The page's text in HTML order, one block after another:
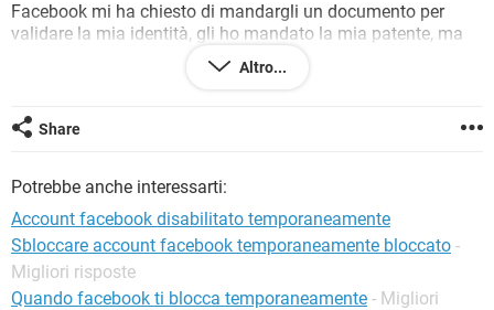
Facebook mi ha chiesto di mandargli un documento per
validare la mia identità, gli ho mandato la mia patente, ma
mi ha risposto che non andava bene, perchè gli ho mandato
quella in tessera, quella "nuova" per intendersi.
Ho risposto alla email mandandogli poi la foto della carta di
identità, più volte fra l'altro ma niente. Sono passati già due
Ora vi domando:
Vi è già successo? dopo quanto vi hanno sbloccato il
profilo? che procedura avete seguito?
Vi ringrazio anticipatamente.
Altro...
Share
Potrebbe anche interessarti:
Account facebook disabilitato temporaneamente
Sbloccare account facebook temporaneamente bloccato -
Migliori risposte
Quando facebook ti blocca temporaneamente - Migliori